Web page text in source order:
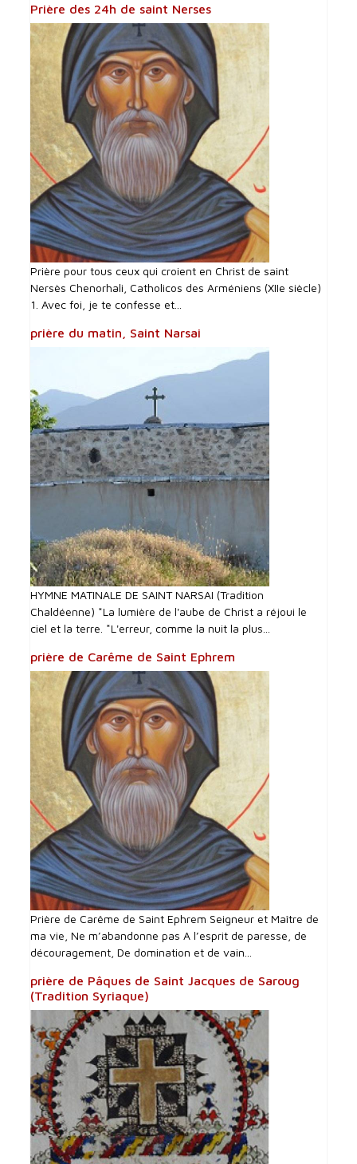
Prière des 24h de saint Nerses
Prière pour tous ceux qui croient en Christ de saint
Nersès Chenorhali, Catholicos des Arméniens (XIIe siècle)
1. Avec foi, je te confesse et...
prière du matin, Saint Narsai
HYMNE MATINALE DE SAINT NARSAI (Tradition
Chaldéenne) *La lumière de l'aube de Christ a réjoui le
ciel et la terre. *L'erreur, comme la nuit la plus...
prière de Carême de Saint Ephrem
Prière de Carême de Saint Ephrem Seigneur et Maître de
ma vie, Ne m’abandonne pas A l’esprit de paresse, de
découragement, De domination et de vain...
prière de Pâques de Saint Jacques de Saroug
(Tradition Syriaque)